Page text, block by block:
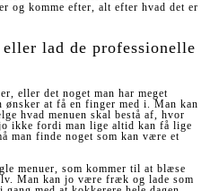
og komme efter, alt efter hvad det er
lad de professionelle
eller det noget man har meget
ønsker at få en finger med i. Man kan
hvad menuen skal bestå af, hvor
ikke fordi man lige altid kan få lige
man finde noget som kan være et
menuer, som kommer til at blæse
Man kan jo være fræk og lade som